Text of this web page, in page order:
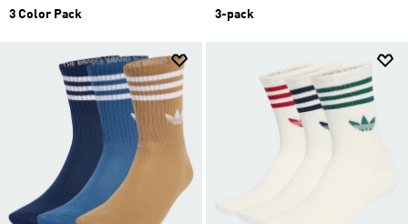
3 Color Pack 3-pack